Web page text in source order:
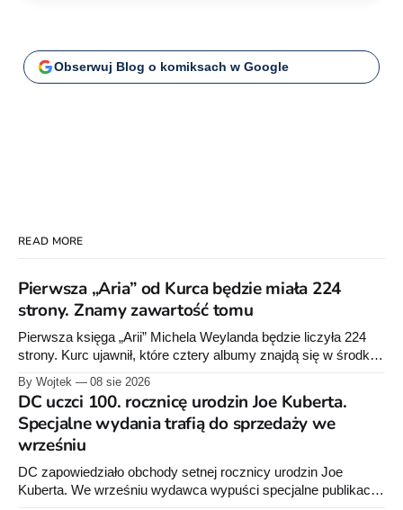
Obserwuj Blog o komiksach w Google
READ MORE
Pierwsza „Aria” od Kurca będzie miała 224
strony. Znamy zawartość tomu
Pierwsza księga „Arii” Michela Weylanda będzie liczyła 224
strony. Kurc ujawnił, które cztery albumy znajdą się w środku i
By Wojtek 08 sie 2026
DC uczci 100. rocznicę urodzin Joe Kuberta.
Specjalne wydania trafią do sprzedaży we
wrześniu
DC zapowiedziało obchody setnej rocznicy urodzin Joe
Kuberta. We wrześniu wydawca wypuści specjalne publikacje